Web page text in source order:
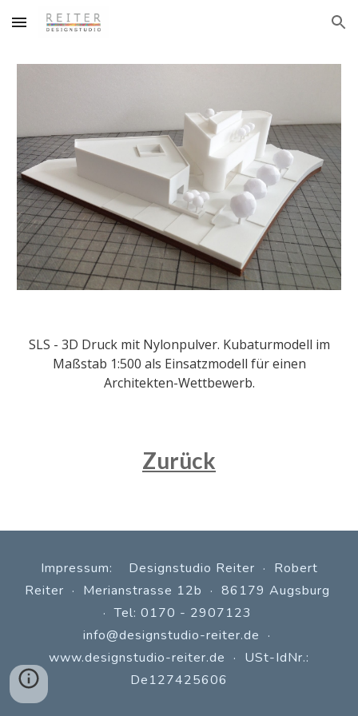
Skip to main content Skip to navigation
SLS - 3D Druck mit Nylonpulver. Kubaturmodell im
Maßstab 1:500 als Einsatzmodell für einen
Architekten-Wettbewerb.
Zurück
Impressum: Designstudio Reiter · Robert
Reiter · Merianstrasse 12b · 86179 Augsburg
· Tel: 0170 - 2907123
info@designstudio-reiter.de ·
www.designstudio-reiter.de · USt-IdNr.:
De127425606